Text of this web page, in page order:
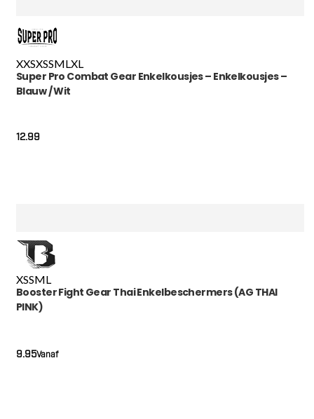
XXSXSSMLXL
Super Pro Combat Gear Enkelkousjes – Enkelkousjes –
Blauw / Wit
12.99
XSSML
Booster Fight Gear Thai Enkelbeschermers (AG THAI
PINK)
Vanaf
9.95